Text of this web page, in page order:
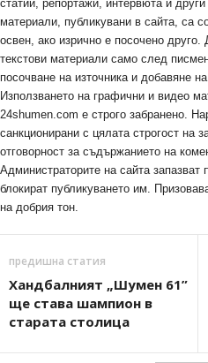
статии, репортажи, интервюта и
материали, публикувани в сайта, са
освен, ако изрично е посочено друго.
текстови материали само след
посочване на източника и добавяне
Използването на графични и видео
24shumen.com е строго забранено.
санкционирани с цялата строгост на
отговорност за съдържанието на
Администраторите на сайта запазват
блокират публикуването им.
на добрия тон.
предишна статия
Хандбалният „Шумен 61”
ще става шампион в
старата столица